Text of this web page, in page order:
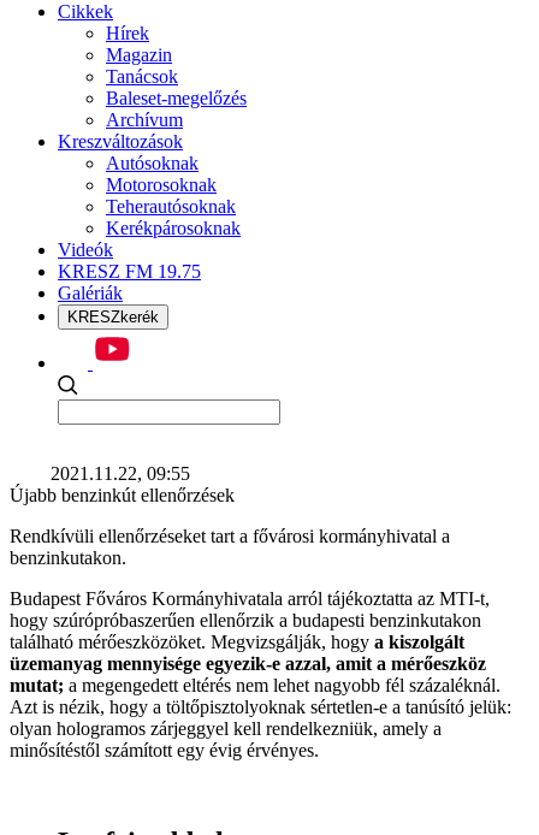
Cikkek
Hírek
Magazin
Tanácsok
Baleset-megelőzés
Archívum
Kreszváltozások
Autósoknak
Motorosoknak
Teherautósoknak
Kerékpárosoknak
Videók
KRESZ FM 19.75
Galériák
KRESZkerék
2021.11.22, 09:55
Újabb benzinkút ellenőrzések
Rendkívüli ellenőrzéseket tart a fővárosi kormányhivatal a
benzinkutakon.
Budapest Főváros Kormányhivatala arról tájékoztatta az MTI-t,
hogy szúrópróbaszerűen ellenőrzik a budapesti benzinkutakon
található mérőeszközöket. Megvizsgálják, hogy a kiszolgált
üzemanyag mennyisége egyezik-e azzal, amit a mérőeszköz
mutat; a megengedett eltérés nem lehet nagyobb fél százaléknál.
Azt is nézik, hogy a töltőpisztolyoknak sértetlen-e a tanúsító jelük:
olyan hologramos zárjeggyel kell rendelkezniük, amely a
minősítéstől számított egy évig érvényes.